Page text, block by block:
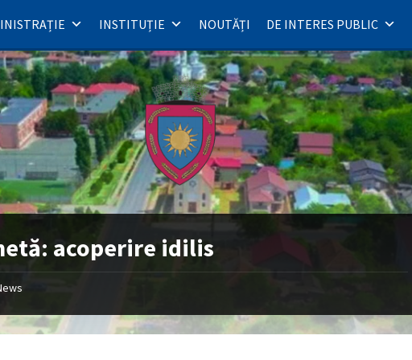
INSTITUȚIE NOUTĂȚI DE INTERES PUBLIC
acoperire idilis